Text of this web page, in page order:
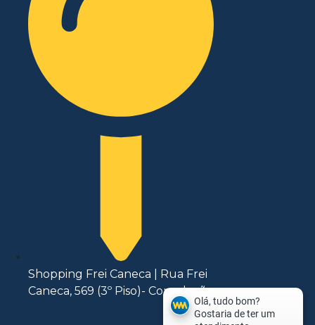
Shopping Frei Caneca | Rua Frei
Caneca, 569 (3º Piso)- Consolação